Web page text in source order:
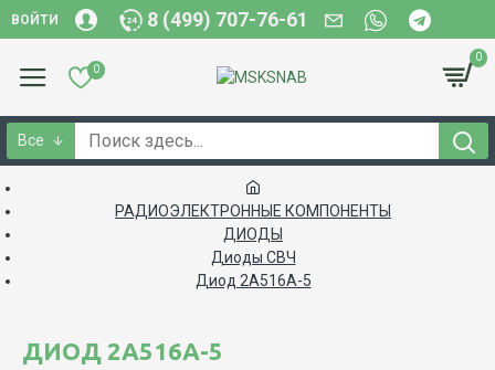
ВОЙТИ 8 (499) 707-76-61
0
0
Все
РАДИОЭЛЕКТРОННЫЕ КОМПОНЕНТЫ
ДИОДЫ
Диоды СВЧ
Диод 2А516А-5
ДИОД 2А516А-5